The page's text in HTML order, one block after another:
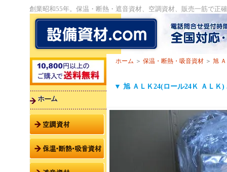
創業昭和55年。保温・断熱・遮音資材、空調資材、販売一筋で正
ホーム ＞ 保温・断熱・吸音資材 ＞ 旭
▼ 旭 ＡＬＫ24(ロール24Ｋ ＡＬＫ)